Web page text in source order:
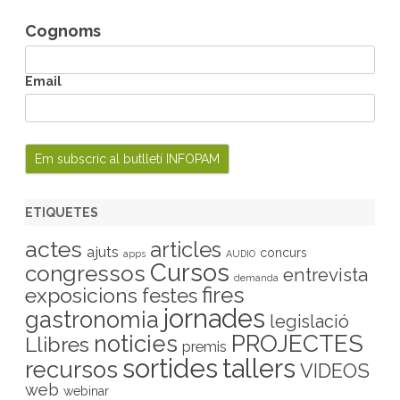
Cognoms
Email
ETIQUETES
actes ajuts apps articles AUDIO concurs
congressos Cursos demanda entrevista
exposicions festesfires
gastronomia jornades legislació
Llibres noticies premis PROJECTES
recursos sortides tallers VIDEOS
web webinar